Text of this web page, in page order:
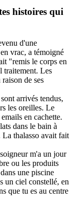
histoires qui
d'une
vrac, a témoigné
"remis le corps en
traitement. Les
de ses
arrivés tendus,
les oreilles. Le
en cachette.
dans le bain à
thalasso avait fait
m'a un jour
ou les produits
une piscine
un ciel constellé, en
que tu es au centre